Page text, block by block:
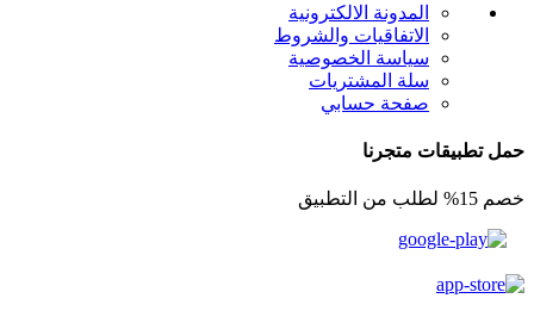
المدونة الالكترونية
الاتفاقيات والشروط
سياسة الخصوصية
سلة المشتريات
صفحة حسابي
حمل تطبيقات متجرنا
خصم 15% لطلب من التطبيق